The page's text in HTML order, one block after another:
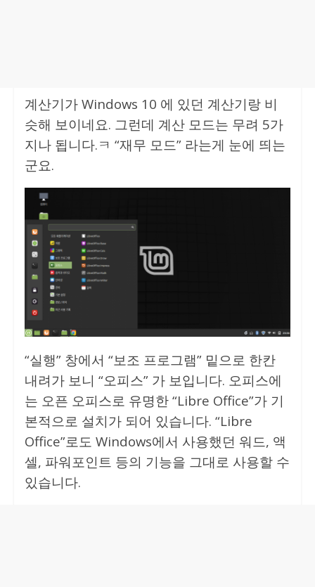
계산기가 Windows 10 에 있던 계산기랑 비
슷해 보이네요. 그런데 계산 모드는 무려 5가
지나 됩니다.ㅋ “재무 모드” 라는게 눈에 띄는
군요.
“실행” 창에서 “보조 프로그램” 밑으로 한칸
내려가 보니 “오피스” 가 보입니다. 오피스에
는 오픈 오피스로 유명한 “Libre Office”가 기
본적으로 설치가 되어 있습니다. “Libre
Office”로도 Windows에서 사용했던 워드, 액
셀, 파워포인트 등의 기능을 그대로 사용할 수
있습니다.